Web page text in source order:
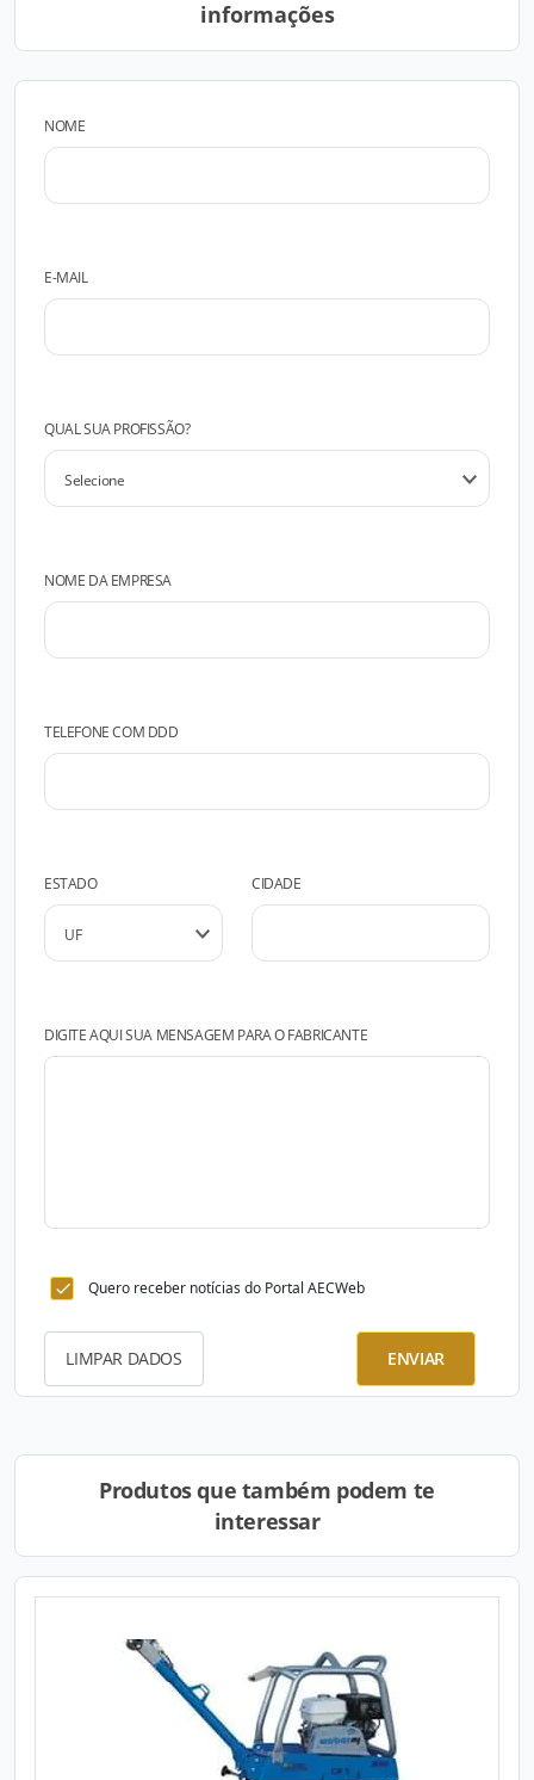
informações
NOME
E-MAIL
QUAL SUA PROFISSÃO?
NOME DA EMPRESA
TELEFONE COM DDD
ESTADO CIDADE
DIGITE AQUI SUA MENSAGEM PARA O FABRICANTE
Quero receber notícias do Portal AECWeb
LIMPAR DADOS ENVIAR
Produtos que também podem te
interessar